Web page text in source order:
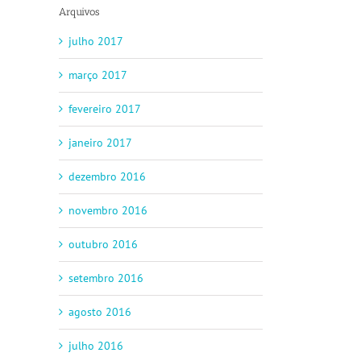
Arquivos
julho 2017
março 2017
fevereiro 2017
janeiro 2017
dezembro 2016
novembro 2016
outubro 2016
setembro 2016
agosto 2016
julho 2016